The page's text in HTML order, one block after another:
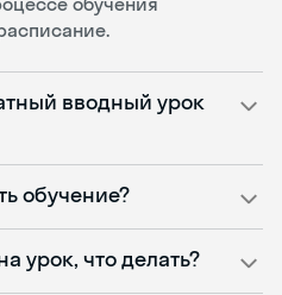
вводный урок
обучение?
урок, что делать?